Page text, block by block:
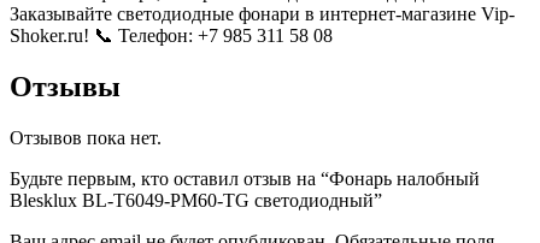
Заказывайте светодиодные фонари в интернет-магазине Vip-
Shoker.ru! 📞 Телефон: +7 985 311 58 08
Отзывы
Отзывов пока нет.
Будьте первым, кто оставил отзыв на “Фонарь налобный
Blesklux BL-T6049-PM60-TG светодиодный”